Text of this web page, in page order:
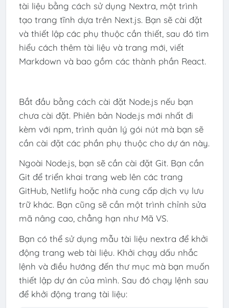
tài liệu bằng cách sử dụng Nextra, một trình
tạo trang tĩnh dựa trên Next.js. Bạn sẽ cài đặt
và thiết lập các phụ thuộc cần thiết, sau đó tìm
hiểu cách thêm tài liệu và trang mới, viết
Markdown và bao gồm các thành phần React.
Bắt đầu bằng cách cài đặt Node.js nếu bạn
chưa cài đặt. Phiên bản Node.js mới nhất đi
kèm với npm, trình quản lý gói nút mà bạn sẽ
cần cài đặt các phần phụ thuộc cho dự án này.
Ngoài Node.js, bạn sẽ cần cài đặt Git. Bạn cần
Git để triển khai trang web lên các trang
GitHub, Netlify hoặc nhà cung cấp dịch vụ lưu
trữ khác. Bạn cũng sẽ cần một trình chỉnh sửa
mã nâng cao, chẳng hạn như Mã VS.
Bạn có thể sử dụng mẫu tài liệu nextra để khởi
động trang web tài liệu. Khởi chạy dấu nhắc
lệnh và điều hướng đến thư mục mà bạn muốn
thiết lập dự án của mình. Sau đó chạy lệnh sau
để khởi động trang tài liệu: